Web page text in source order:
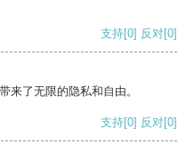
支持[0] 反对[0]
来了无限的隐私和自由。
支持[0] 反对[0]